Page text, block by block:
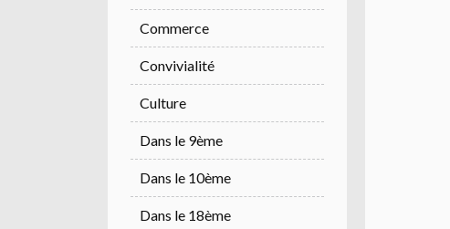
Commerce
Convivialité
Culture
Dans le 9ème
Dans le 10ème
Dans le 18ème